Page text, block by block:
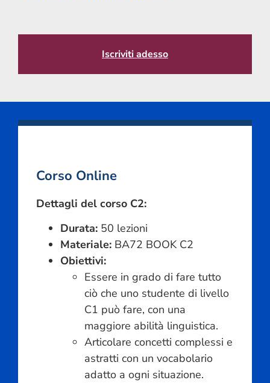
Iscriviti adesso
Corso Online
Dettagli del corso C2:
Durata: 50 lezioni
Materiale: BA72 BOOK C2
Obiettivi:
Essere in grado di fare tutto
ciò che uno studente di livello
C1 può fare, con una
maggiore abilità linguistica.
Articolare concetti complessi e
astratti con un vocabolario
adatto a ogni situazione.